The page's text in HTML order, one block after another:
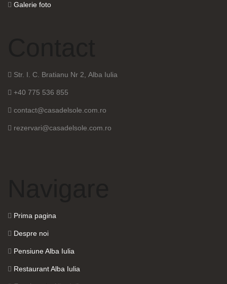
Galerie foto
Str. I. C. Bratianu Nr 2, Alba Iulia
+40 775 536 855
contact@casadelsole.com.ro
rezervari@casadelsole.com.ro
Prima pagina
Despre noi
Pensiune Alba Iulia
Restaurant Alba Iulia